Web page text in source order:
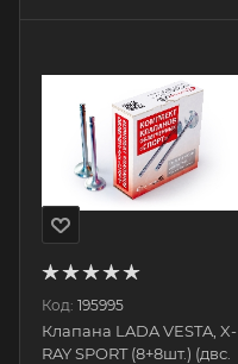
Код: 195995
Клапана LADA VESTA, X-
RAY SPORT (8+8шт.) (двс.